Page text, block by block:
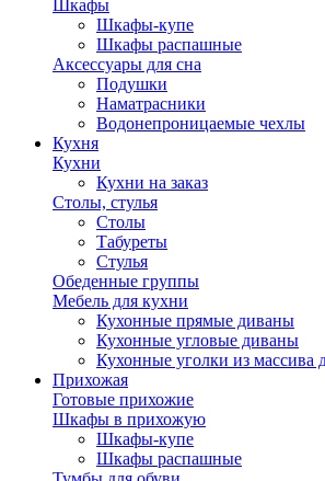
Шкафы
Шкафы-купе
Шкафы распашные
Аксессуары для сна
Подушки
Наматрасники
Водонепроницаемые чехлы
Кухня
Кухни
Кухни на заказ
Столы, стулья
Столы
Табуреты
Стулья
Обеденные группы
Мебель для кухни
Кухонные прямые диваны
Кухонные угловые диваны
Кухонные уголки из массива
Прихожая
Готовые прихожие
Шкафы в прихожую
Шкафы-купе
Шкафы распашные